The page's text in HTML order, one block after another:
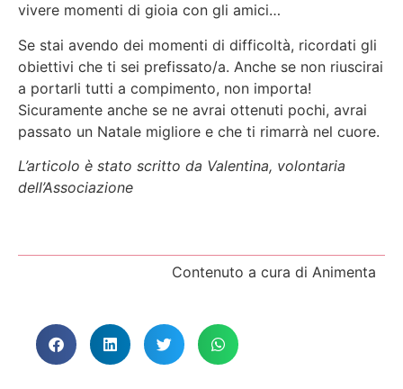
vivere momenti di gioia con gli amici…
Se stai avendo dei momenti di difficoltà, ricordati gli
obiettivi che ti sei prefissato/a. Anche se non riuscirai
a portarli tutti a compimento, non importa!
Sicuramente anche se ne avrai ottenuti pochi, avrai
passato un Natale migliore e che ti rimarrà nel cuore.
L’articolo è stato scritto da Valentina, volontaria
dell’Associazione
Contenuto a cura di Animenta